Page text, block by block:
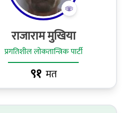
राजाराम मुखिया
प्रगतिशील लोकतान्त्रिक पार्टी
९१ मत